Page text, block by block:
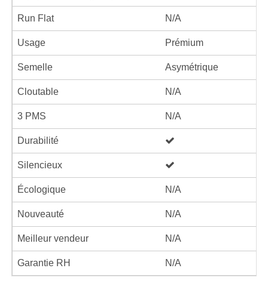
Run Flat N/A
Usage Prémium
Semelle Asymétrique
Cloutable N/A
3 PMS N/A
Durabilité
Silencieux
Écologique N/A
Nouveauté N/A
Meilleur vendeur N/A
Garantie RH N/A